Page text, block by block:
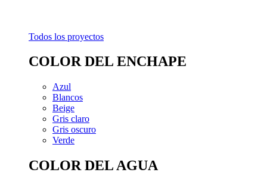
Todos los proyectos
COLOR DEL ENCHAPE
Azul
Blancos
Beige
Gris claro
Gris oscuro
Verde
COLOR DEL AGUA